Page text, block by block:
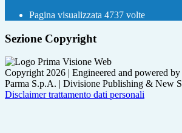
Pagina visualizzata 4737 volte
Sezione Copyright
Copyright 2026 | Engineered and powered
Parma S.p.A. | Divisione Publishing & New
Disclaimer trattamento dati personali